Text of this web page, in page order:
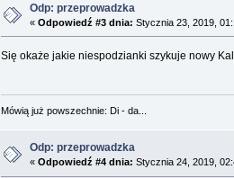
Odp: przeprowadzka
« Odpowiedź #3 dnia: Stycznia 23, 2019,
Się okaże jakie niespodzianki szykuje nowy
Mówią już powszechnie: Di - da...
Odp: przeprowadzka
« Odpowiedź #4 dnia: Stycznia 24, 2019,